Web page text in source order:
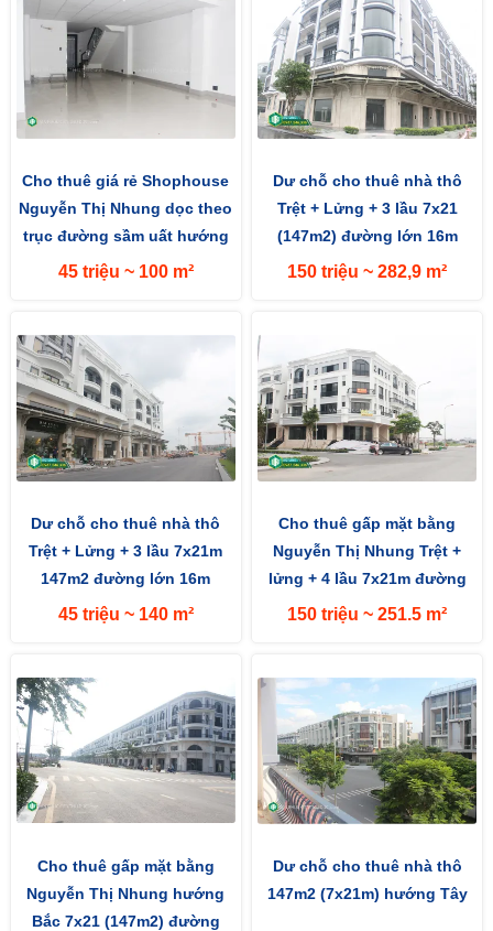
Cho thuê giá rẻ Shophouse
Nguyễn Thị Nhung dọc theo
trục đường sầm uất hướng
Bắc 5x20 (100m2)
45 triệu ~ 100 m²
Dư chỗ cho thuê nhà thô
Trệt + Lửng + 3 lầu 7x21
(147m2) đường lớn 16m
hướng Tây
150 triệu ~ 282,9 m²
Dư chỗ cho thuê nhà thô
Trệt + Lửng + 3 lầu 7x21m
147m2 đường lớn 16m
hướng Tây
45 triệu ~ 140 m²
Cho thuê gấp mặt bằng
Nguyễn Thị Nhung Trệt +
lửng + 4 lầu 7x21m đường
rộng 16m hướng Bắc
150 triệu ~ 251.5 m²
Cho thuê gấp mặt bằng
Nguyễn Thị Nhung hướng
Bắc 7x21 (147m2) đường
Dư chỗ cho thuê nhà thô
147m2 (7x21m) hướng Tây